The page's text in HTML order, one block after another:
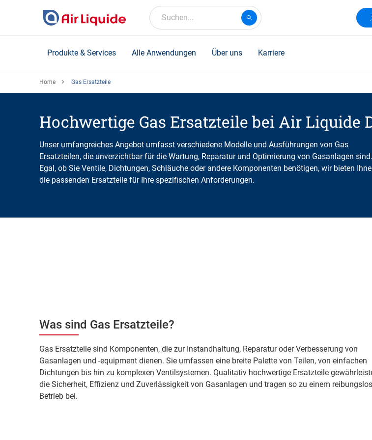
Suchen...
Produkte & Services Alle Anwendungen Über uns Karriere
Home Gas Ersatzteile
Hochwertige Gas Ersatzteile bei Air Liquide
Unser umfangreiches Angebot umfasst verschiedene Modelle und Ausführungen von Gas
Ersatzteilen, die unverzichtbar für die Wartung, Reparatur und Optimierung von Gasanlagen sind.
Egal, ob Sie Ventile, Dichtungen, Schläuche oder andere Komponenten benötigen, wir bieten
die passenden Ersatzteile für Ihre spezifischen Anforderungen.
Was sind Gas Ersatzteile?
Gas Ersatzteile sind Komponenten, die zur Instandhaltung, Reparatur oder Verbesserung von
Gasanlagen und -equipment dienen. Sie umfassen eine breite Palette von Teilen, von einfachen
Dichtungen bis hin zu komplexen Ventilsystemen. Qualitativ hochwertige Ersatzteile
die Sicherheit, Effizienz und Zuverlässigkeit von Gasanlagen und tragen so zu einem
Betrieb bei.